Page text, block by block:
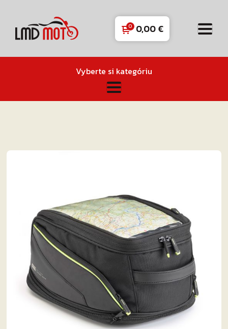
0,00€
Vyberte si kategóriu